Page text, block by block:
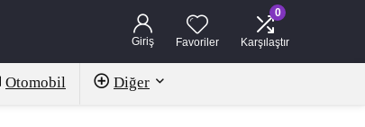
Giriş Favoriler
0
Karşılaştır
Otomobil Diğer